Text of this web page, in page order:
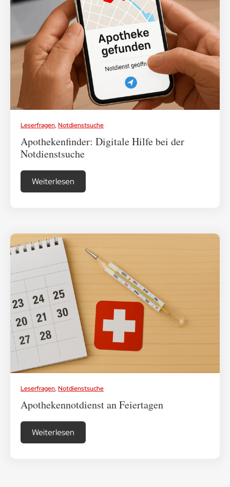
Medikamenten-Tipps
Ratgeber & Lebenshilfe
Leserfragen,Notdienstsuche
Apothekenfinder: Digitale Hilfe bei der
Notdienstsuche
Weiterlesen
Leserfragen,Notdienstsuche
Apothekennotdienst an Feiertagen
Weiterlesen